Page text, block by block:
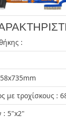
:
με τροχίσκους :
: 5"x2"